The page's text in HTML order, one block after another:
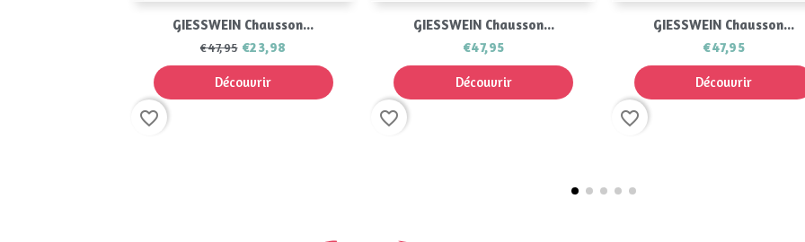
Aperçu rapide
GIESSWEIN Chausson...
€47,95 €23,98
Découvrir
favorite_border
Aperçu rapide
GIESSWEIN Chausson...
€47,95
Découvrir
favorite_border
Aperçu rapide
GIESSWEIN Chausson...
€47,95
Découvrir
favorite_border